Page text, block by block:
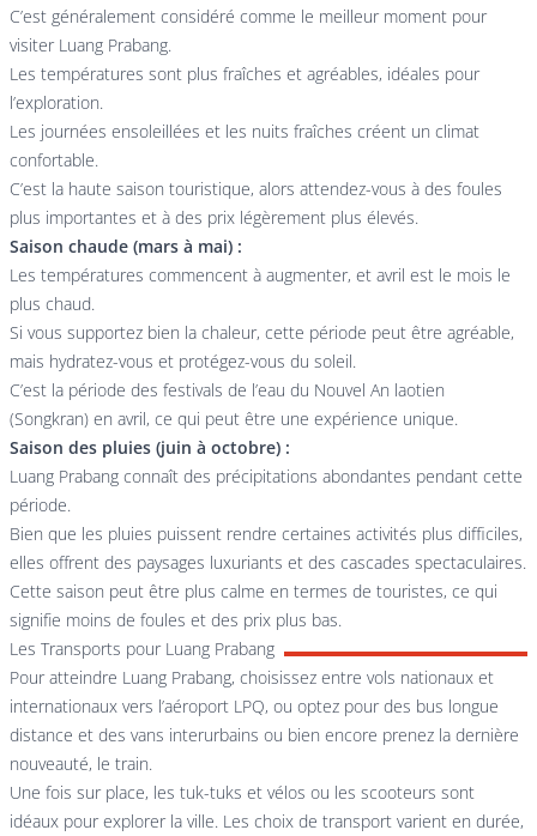
C’est généralement considéré comme le meilleur moment pour
visiter Luang Prabang.
Les températures sont plus fraîches et agréables, idéales pour
l’exploration.
Les journées ensoleillées et les nuits fraîches créent un climat
confortable.
C’est la haute saison touristique, alors attendez-vous à des foules
plus importantes et à des prix légèrement plus élevés.
Saison chaude (mars à mai) :
Les températures commencent à augmenter, et avril est le mois le
plus chaud.
Si vous supportez bien la chaleur, cette période peut être agréable,
mais hydratez-vous et protégez-vous du soleil.
C’est la période des festivals de l’eau du Nouvel An laotien
(Songkran) en avril, ce qui peut être une expérience unique.
Saison des pluies (juin à octobre) :
Luang Prabang connaît des précipitations abondantes pendant cette
période.
Bien que les pluies puissent rendre certaines activités plus difficiles,
elles offrent des paysages luxuriants et des cascades spectaculaires.
Cette saison peut être plus calme en termes de touristes, ce qui
signifie moins de foules et des prix plus bas.
Les Transports pour Luang Prabang
Pour atteindre Luang Prabang, choisissez entre vols nationaux et
internationaux vers l’aéroport LPQ, ou optez pour des bus longue
distance et des vans interurbains ou bien encore prenez la dernière
nouveauté, le train.
Une fois sur place, les tuk-tuks et vélos ou les scooteurs sont
idéaux pour explorer la ville. Les choix de transport varient en durée,